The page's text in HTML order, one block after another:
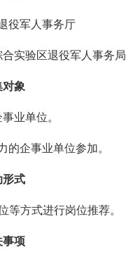
军人事务厅
实验区退役军人事务局
象
业单位。
企事业单位参加。
式
方式进行岗位推荐。
项